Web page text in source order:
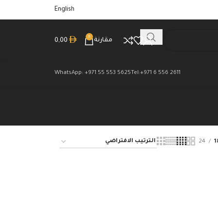
English
مقارنة
0
0,00
Tel:+971 6 556 2611
WhatsApp: +971 55 553 5625
24